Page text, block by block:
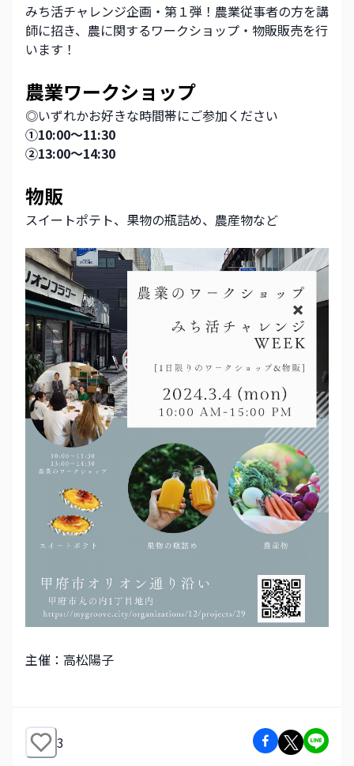
みち活チャレンジ企画・第１弾！農業従事者の方を講
師に招き、農に関するワークショップ・物販販売を行
います！
農業ワークショップ
◎いずれかお好きな時間帯にご参加ください
①10:00〜11:30
②13:00〜14:30
物販
スイートポテト、果物の瓶詰め、農産物など
主催：高松陽子
3